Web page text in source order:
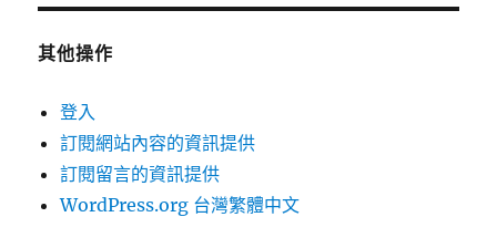
其他操作
登入
訂閱網站內容的資訊提供
訂閱留言的資訊提供
WordPress.org 台灣繁體中文